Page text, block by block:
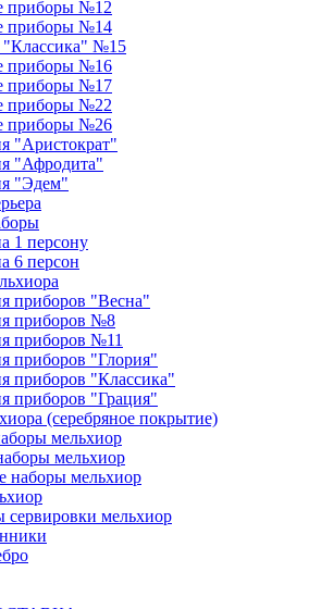
приборы №12
приборы №14
№15
приборы №16
приборы №17
приборы №22
приборы №26
"Аристократ"
"Афродита"
"Эдем"
1 персону
6 персон
приборов "Весна"
приборов №8
приборов №11
приборов "Глория"
приборов "Классика"
приборов "Грация"
(серебряное покрытие)
мельхиор
мельхиор
наборы мельхиор
сервировки мельхиор